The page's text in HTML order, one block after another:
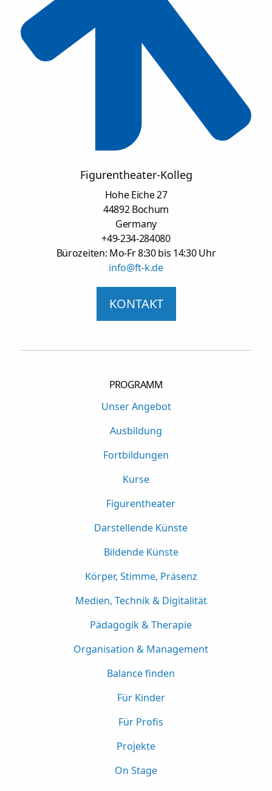
Figurentheater-Kolleg
Hohe Eiche 27
44892 Bochum
Germany
+49-234-284080
Bürozeiten: Mo-Fr 8:30 bis 14:30 Uhr
info@ft-k.de
KONTAKT
PROGRAMM
Unser Angebot
Ausbildung
Fortbildungen
Kurse
Figurentheater
Darstellende Künste
Bildende Künste
Körper, Stimme, Präsenz
Medien, Technik & Digitalität
Pädagogik & Therapie
Organisation & Management
Balance finden
Für Kinder
Für Profis
Projekte
On Stage